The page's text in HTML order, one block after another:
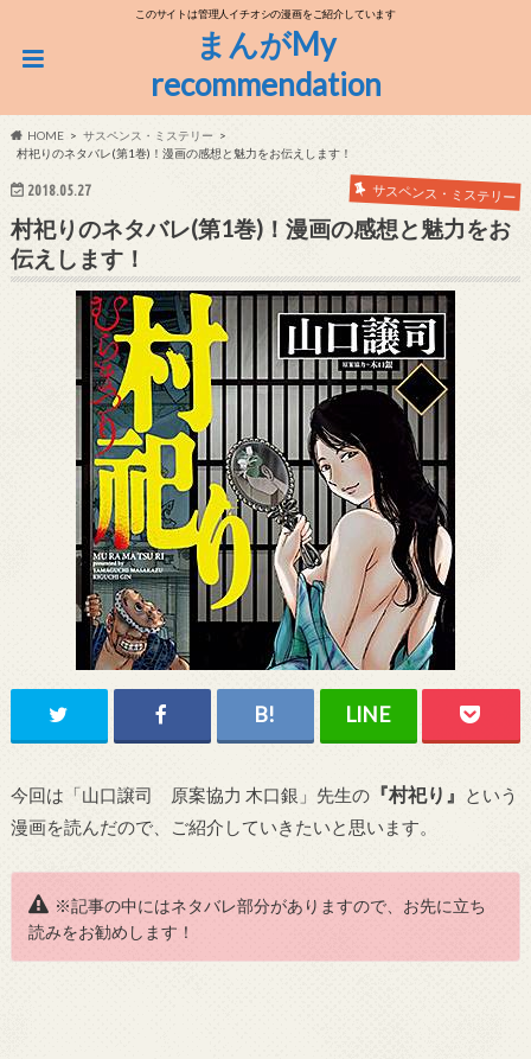
このサイトは管理人イチオシの漫画をご紹介しています
まんがMy
recommendation
HOME
サスペンス・ミステリー
村祀りのネタバレ(第1巻)！漫画の感想と魅力をお伝えします！
2018.05.27 サスペンス・ミステリー
村祀りのネタバレ(第1巻)！漫画の感想と魅力をお
伝えします！
今回は「山口譲司 原案協力 木口銀」先生の『村祀り』
という
漫画を読んだので、ご紹介していきたいと思います。
※記事の中にはネタバレ部分がありますので、お先に立ち
読みをお勧めします！